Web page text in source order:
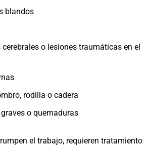
blandos
o lesiones traumáticas en el
rodilla o cadera
o quemaduras
el trabajo, requieren tratamiento